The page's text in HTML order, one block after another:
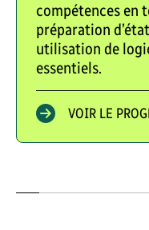
compétences en
préparation
utilisation de
essentiels.
VOIR LE